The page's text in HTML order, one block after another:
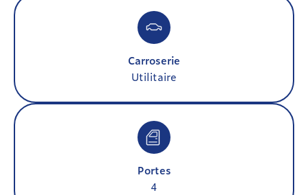
Carroserie
Utilitaire
Portes
4